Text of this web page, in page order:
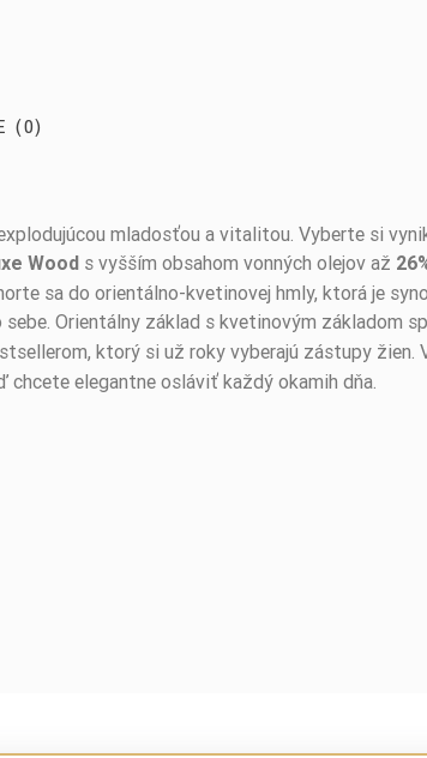
(0)
mladosťou a vitalitou. Vyberte si
Wood s vyšším obsahom vonných olejov až
sa do orientálno-kvetinovej hmly, ktorá je
sebe. Orientálny základ s kvetinovým základom
ktorý si už roky vyberajú zástupy žien.
chcete elegantne osláviť každý okamih dňa.